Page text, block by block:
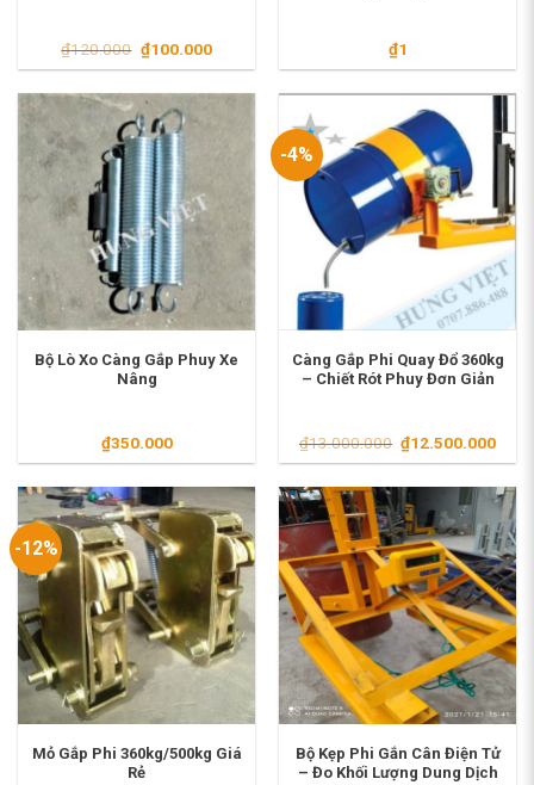
₫120.000 Giá
gốc
₫120.000.
₫100.000Giá
là:
₫1
Bộ Lò Xo Càng Gắp Phuy Xe
Nâng
₫350.000
-4%
Càng Gắp Phi Quay Đổ 360kg
– Chiết Rót Phuy Đơn Giản
₫13.000.000 Giá
gốc
₫13.000.000.
₫12.500.000Giá
là:
-12%
Mỏ Gắp Phi 360kg/500kg Giá
Rẻ
Bộ Kẹp Phi Gắn Cân Điện Tử
– Đo Khối Lượng Dung Dịch